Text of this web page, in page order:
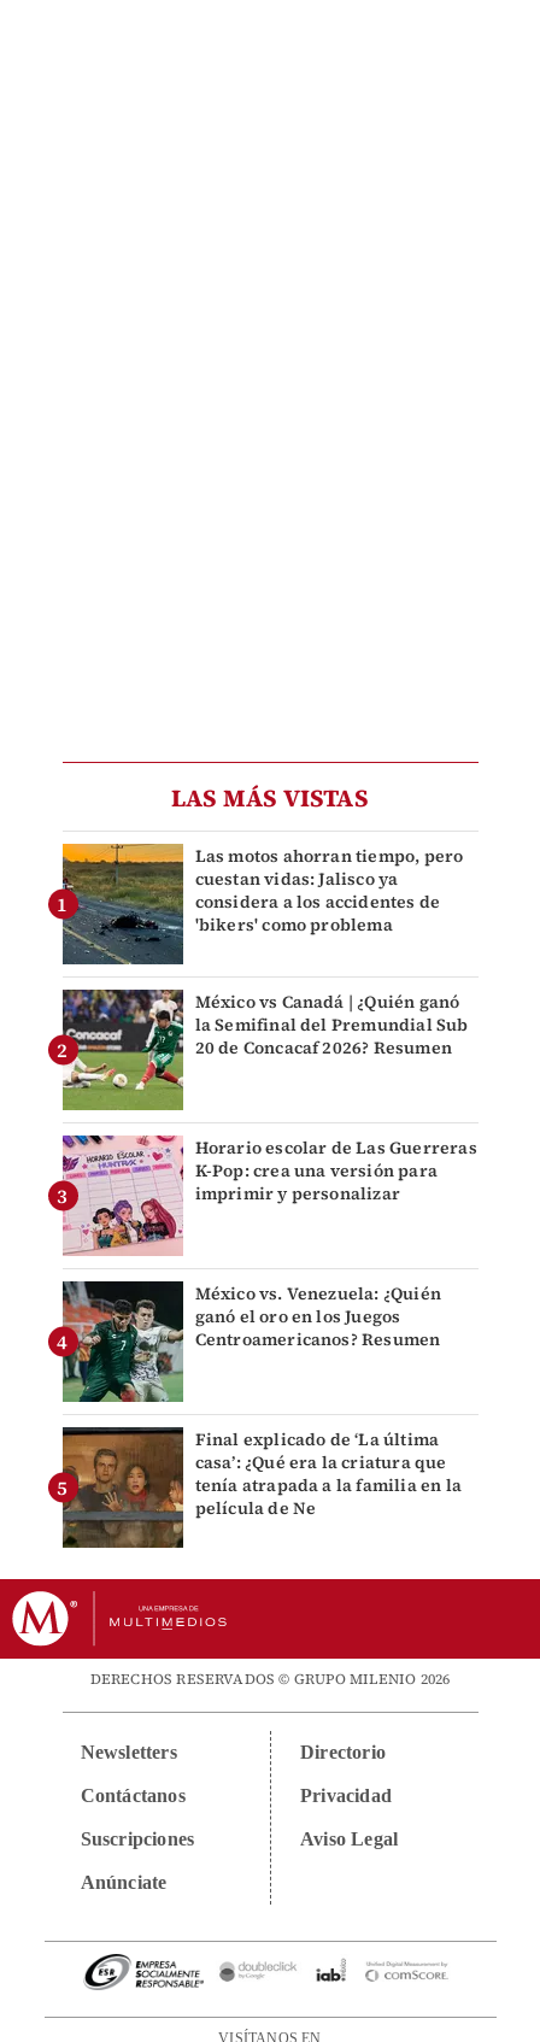
LAS MÁS VISTAS
Las motos ahorran tiempo, pero
cuestan vidas: Jalisco ya
considera a los accidentes de
'bikers' como problema
México vs Canadá | ¿Quién ganó
la Semifinal del Premundial Sub
20 de Concacaf 2026? Resumen
Horario escolar de Las Guerreras
K-Pop: crea una versión para
imprimir y personalizar
México vs. Venezuela: ¿Quién
ganó el oro en los Juegos
Centroamericanos? Resumen
Final explicado de ‘La última
casa’: ¿Qué era la criatura que
tenía atrapada a la familia en la
película de Ne
DERECHOS RESERVADOS © GRUPO MILENIO 2026
Newsletters
Contáctanos
Suscripciones
Anúnciate
Directorio
Privacidad
Aviso Legal
VISÍTANOS EN